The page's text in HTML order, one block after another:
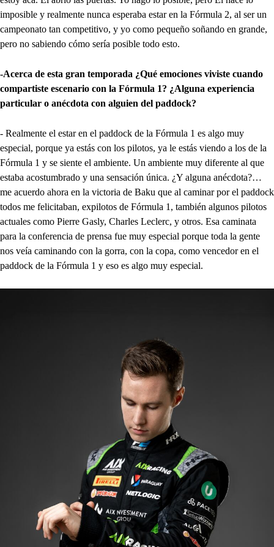
imposible y realmente nunca esperaba estar en la Fórmula 2, al ser un
campeonato tan competitivo, y yo como pequeño soñando en grande,
pero no sabiendo cómo sería posible todo esto.
-Acerca de esta gran temporada ¿Qué emociones viviste cuando
compartiste escenario con la Fórmula 1? ¿Alguna experiencia
particular o anécdota con alguien del paddock?
- Realmente el estar en el paddock de la Fórmula 1 es algo muy
especial, porque ya estás con los pilotos, ya le estás viendo a los de la
Fórmula 1 y se siente el ambiente. Un ambiente muy diferente al que
estaba acostumbrado y una sensación única. ¿Y alguna anécdota?…
me acuerdo ahora en la victoria de Baku que al caminar por el paddock
todos me felicitaban, expilotos de Fórmula 1, también algunos pilotos
actuales como Pierre Gasly, Charles Leclerc, y otros. Esa caminata
para la conferencia de prensa fue muy especial porque toda la gente
nos veía caminando con la gorra, con la copa, como vencedor en el
paddock de la Fórmula 1 y eso es algo muy especial.